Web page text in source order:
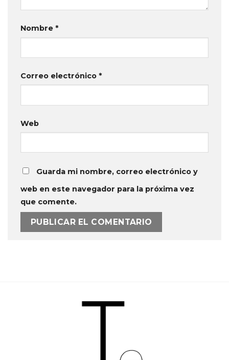
Nombre *
Correo electrónico *
Web
Guarda mi nombre, correo electrónico y
web en este navegador para la próxima vez
que comente.